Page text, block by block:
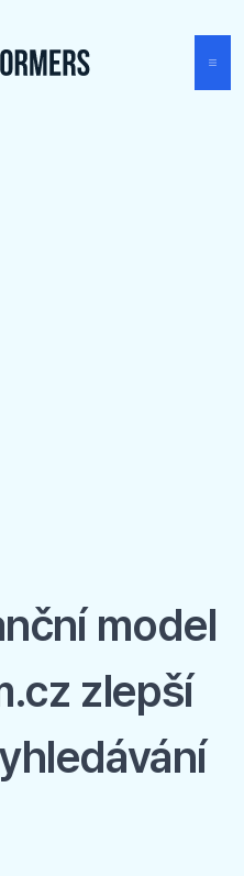
model
zlepší